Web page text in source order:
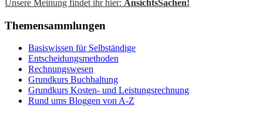
Unsere Meinung findet ihr hier: AnsichtsSachen!
Themensammlungen
Basiswissen für Selbständige
Entscheidungsmethoden
Rechnungswesen
Grundkurs Buchhaltung
Grundkurs Kosten- und Leistungsrechnung
Rund ums Bloggen von A-Z